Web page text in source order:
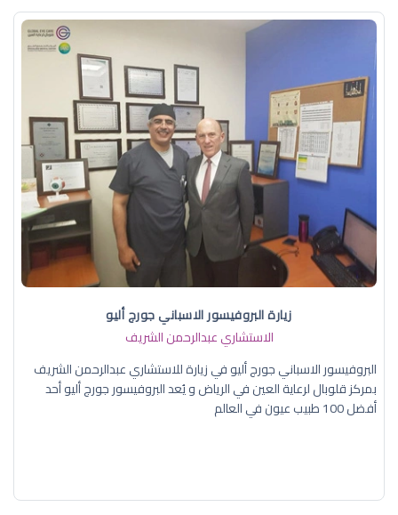
زيارة البروفيسور الاسباني جورج أليو
الاستشاري عبدالرحمن الشريف
البروفيسور الاسباني جورج أليو في زيارة للاستشاري عبدالرحمن الشريف
بمركز قلوبال لرعاية العين في الرياض و يُعد البروفيسور جورج أليو أحد
أفضل 100 طبيب عيون في العالم